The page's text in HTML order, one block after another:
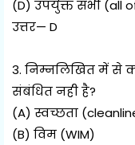
(D) उपर्युक्त सभी (all
उत्तर— D
3. निम्नलिखित में से
संबंधित नही है?
(A) स्वच्छता
(B) विम (WIM)